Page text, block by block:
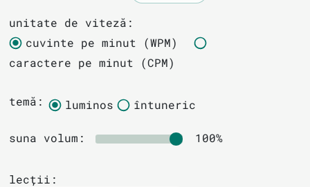
unitate de viteză:
cuvinte pe minut (WPM)
caractere pe minut (CPM)
temă: luminos întuneric
suna volum: 100%
lecții: